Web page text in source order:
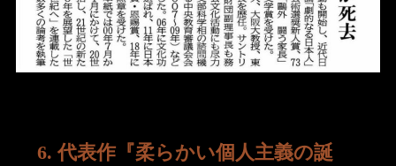
6. 代表作『柔らかい個人主義の誕